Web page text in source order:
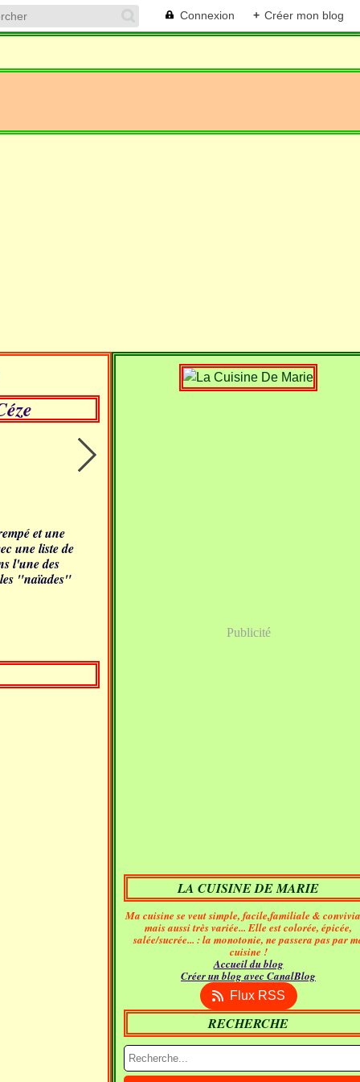
Connexion + Créer mon blog
et une
une liste de
l'une des
"naïades"
Publicité
LA CUISINE DE MARIE
Ma cuisine se veut simple, facile,familiale &
mais aussi très variée... Elle est colorée, épicée,
salée/sucrée... : la monotonie, ne passera pas par
cuisine !
Accueil du blog
Créer un blog avec CanalBlog
Flux RSS
RECHERCHE